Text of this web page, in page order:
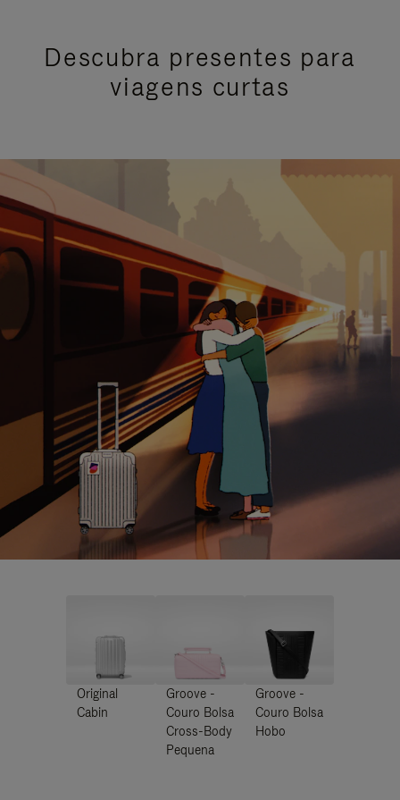
Descubra presentes para
viagens curtas
Original
Cabin
Groove -
Couro Bolsa
Cross-Body
Pequena
Groove -
Couro Bolsa
Hobo